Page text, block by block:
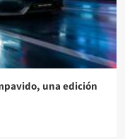
una edición